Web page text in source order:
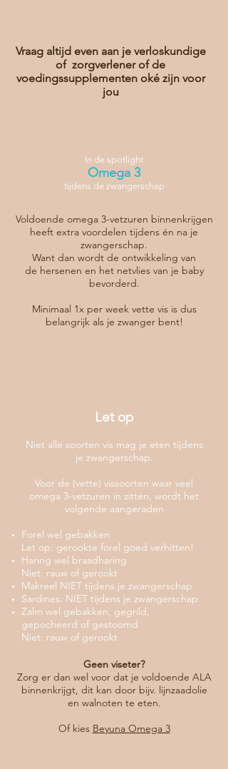
Vraag altijd even aan je verloskundige
of zorgverlener of de
voedingssupplementen oké zijn voor
jou
In de spotlight
Omega 3
tijdens de zwangerschap
Voldoende omega 3-vetzuren binnenkrijgen
heeft extra voordelen tijdens én na je
zwangerschap.
Want dan wordt de ontwikkeling van
de hersenen en het netvlies van je baby
bevorderd.
Minimaal 1x per week vette vis is dus
belangrijk als je zwanger bent!
Let op
Niet alle soorten vis mag je eten tijdens
je zwangerschap.
Voor de (vette) vissoorten waar veel
omega 3-vetzuren in zitten, wordt het
volgende aangeraden
​Forel wel gebakken
Let op: gerookte forel goed verhitten!
Haring wel braadharing
Niet: rauw of gerookt
Makreel NIET tijdens je zwangerschap
Sardines: NIET tijdens je zwangerschap
Zalm wel gebakken, gegrild,
gepocheerd of gestoomd
Niet: rauw of gerookt​
Geen viseter?
Zorg er dan wel voor dat je voldoende ALA
binnenkrijgt, dit kan door bijv. lijnzaadolie
en walnoten te eten.
Of kies Beyuna Omega 3